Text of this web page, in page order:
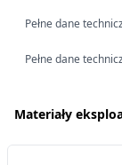
Pełne dane
Pełne dane
Materiały